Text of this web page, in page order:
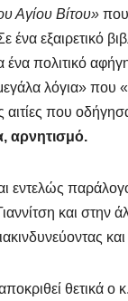
Αγίου Βίτου» που
εξαιρετικό
ένα πολιτικό
λόγια»
αιτίες που
αρνητισμό.
εντελώς
και στην
θετικά